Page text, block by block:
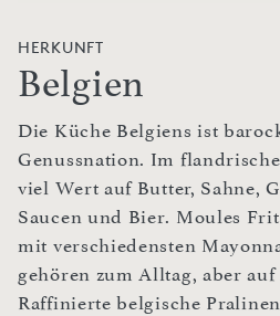
HERKUNFT
Belgien
Die Küche Belgiens ist
Genussnation. Im
viel Wert auf Butter, Sahne,
Saucen und Bier. Moules
mit verschiedensten
gehören zum Alltag, aber auf
Raffinierte belgische